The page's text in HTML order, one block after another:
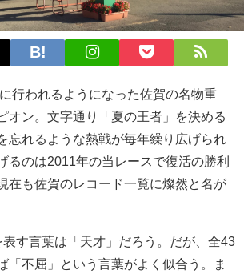
行われるようになった佐賀の名物重
オン。文字通り「夏の王者」を決める
忘れるような熱戦が毎年繰り広げられ
るのは2011年の当レースで復活の勝利
在も佐賀のレコード一覧に燦然と名が
す言葉は「天才」だろう。だが、全43
「不屈」という言葉がよく似合う。ま